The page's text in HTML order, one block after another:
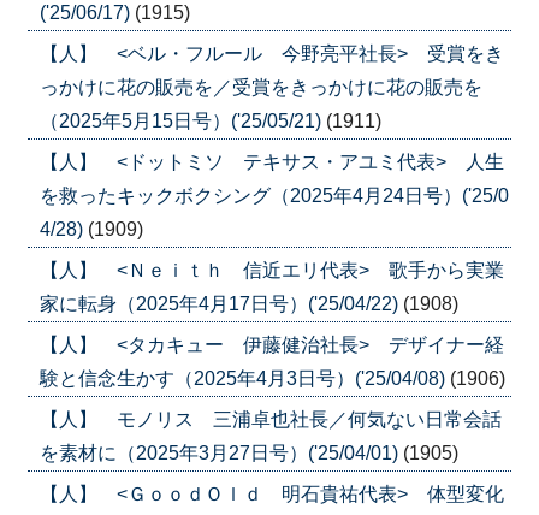
('25/06/17) (1915)
【人】 <ベル・フルール 今野亮平社長> 受賞をき
っかけに花の販売を／受賞をきっかけに花の販売を
（2025年5月15日号）('25/05/21) (1911)
【人】 <ドットミソ テキサス・アユミ代表> 人生
を救ったキックボクシング（2025年4月24日号）('25/0
4/28) (1909)
【人】 <Ｎｅｉｔｈ 信近エリ代表> 歌手から実業
家に転身（2025年4月17日号）('25/04/22) (1908)
【人】 <タカキュー 伊藤健治社長> デザイナー経
験と信念生かす（2025年4月3日号）('25/04/08) (1906)
【人】 モノリス 三浦卓也社長／何気ない日常会話
を素材に（2025年3月27日号）('25/04/01) (1905)
【人】 <ＧｏｏｄＯｌｄ 明石貴祐代表> 体型変化